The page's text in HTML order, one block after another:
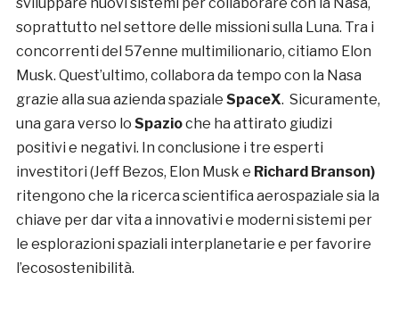
soprattutto nel settore delle missioni sulla Luna. Tra i
concorrenti del 57enne multimilionario, citiamo Elon
Musk. Quest’ultimo, collabora da tempo con la Nasa
grazie alla sua azienda spaziale SpaceX. Sicuramente,
una gara verso lo Spazioche ha attirato giudizi
positivi e negativi. In conclusione i tre esperti
investitori (Jeff Bezos, Elon Musk e Richard Branson)
ritengono che la ricerca scientifica aerospaziale sia la
chiave per dar vita a innovativi e moderni sistemi per
le esplorazioni spaziali interplanetarie e per favorire
l’ecosostenibilità.